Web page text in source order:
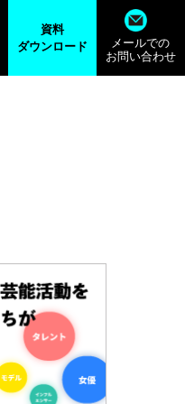
資料
ダウンロード
メールでの
お問い合わせ